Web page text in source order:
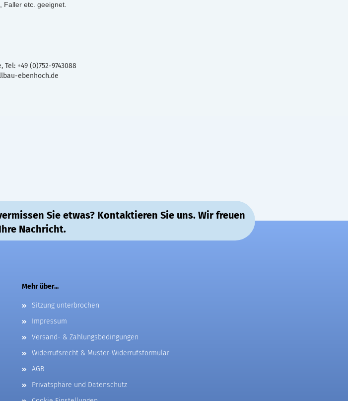
Faller etc. geeignet.
+49 (0)752-9743088
ebenhoch.de
Sie etwas? Kontaktieren Sie uns. Wir freuen
Nachricht.
Mehr über...
Sitzung unterbrochen
Impressum
Versand- & Zahlungsbedingungen
Widerrufsrecht & Muster-Widerrufsformular
AGB
Privatsphäre und Datenschutz